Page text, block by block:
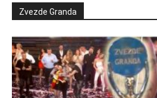
Zvezde Granda